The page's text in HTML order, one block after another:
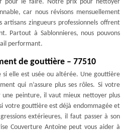
pour le faire. Notre prix pour nettoyer
car nous révisons mensuellement
zingueurs professionnels offrent
Partout à Sablonnieres, nous pouvons
performant.
de gouttière – 77510
elle est usée ou altérée. Une gouttière
qui n’assure plus ses rôles. Si votre
une peinture, il vaut mieux nettoyer plus
votre gouttière est déjà endommagée et
extérieures, il faut passer à son
Couverture Antoine peut vous aider à